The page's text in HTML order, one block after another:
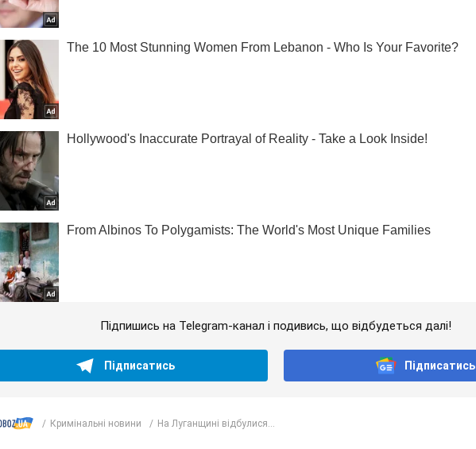
Підпишись на Telegram-канал і подивись, що відбудеться далі!
Підписатись Підписатись
Кримінальні новини На Луганщині відбулися...